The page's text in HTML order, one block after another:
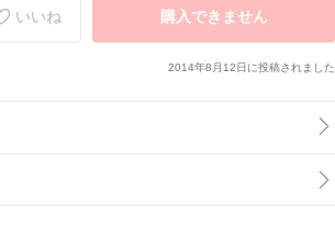
いいね 購入できません
2014年8月12日に投稿されました